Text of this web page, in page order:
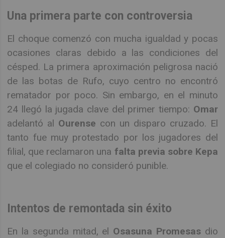
Una primera parte con controversia
El choque comenzó con mucha igualdad y pocas
ocasiones claras debido a las condiciones del
césped. La primera aproximación peligrosa nació
de las botas de Rufo, cuyo centro no encontró
rematador por poco. Sin embargo, en el minuto
24 llegó la jugada clave del primer tiempo: Omar
adelantó al Ourense con un disparo cruzado. El
tanto fue muy protestado por los jugadores del
filial, que reclamaron una falta previa sobre Kepa
que el colegiado no consideró punible.
Intentos de remontada sin éxito
En la segunda mitad, el Osasuna Promesasdio